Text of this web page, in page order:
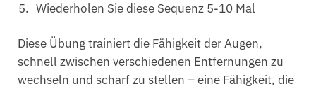
Wiederholen Sie diese Sequenz 5-10 Mal
Diese Übung trainiert die Fähigkeit der Augen,
schnell zwischen verschiedenen Entfernungen zu
wechseln und scharf zu stellen – eine Fähigkeit, die